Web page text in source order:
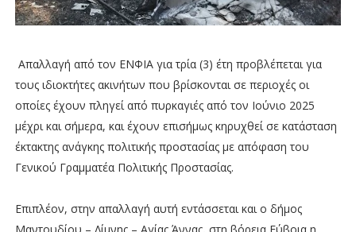
Απαλλαγή από τον ΕΝΦΙΑ για τρία (3) έτη προβλέπεται για
τους ιδιοκτήτες ακινήτων που βρίσκονται σε περιοχές οι
οποίες έχουν πληγεί από πυρκαγιές από τον Ιούνιο 2025
μέχρι και σήμερα, και έχουν επισήμως κηρυχθεί σε κατάσταση
έκτακτης ανάγκης πολιτικής προστασίας με απόφαση του
Γενικού Γραμματέα Πολιτικής Προστασίας.
Επιπλέον, στην απαλλαγή αυτή εντάσσεται και ο δήμος